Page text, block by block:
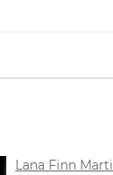
Lana Finn Marti